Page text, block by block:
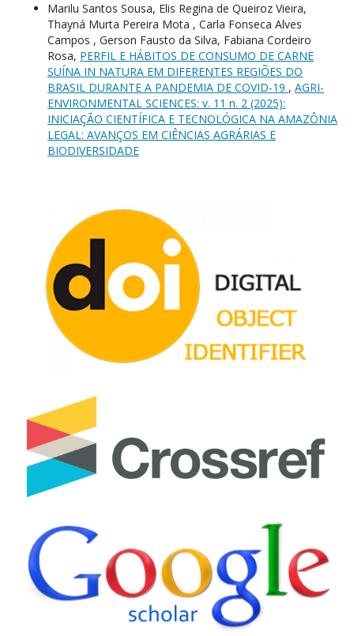
Marilu Santos Sousa, Elis Regina de Queiroz Vieira,
Thayná Murta Pereira Mota , Carla Fonseca Alves
Campos , Gerson Fausto da Silva, Fabiana Cordeiro
Rosa, PERFIL E HÁBITOS DE CONSUMO DE CARNE
SUÍNA IN NATURA EM DIFERENTES REGIÕES DO
BRASIL DURANTE A PANDEMIA DE COVID-19 , AGRI-
ENVIRONMENTAL SCIENCES: v. 11 n. 2 (2025):
INICIAÇÃO CIENTÍFICA E TECNOLÓGICA NA AMAZÔNIA
LEGAL: AVANÇOS EM CIÊNCIAS AGRÁRIAS E
BIODIVERSIDADE